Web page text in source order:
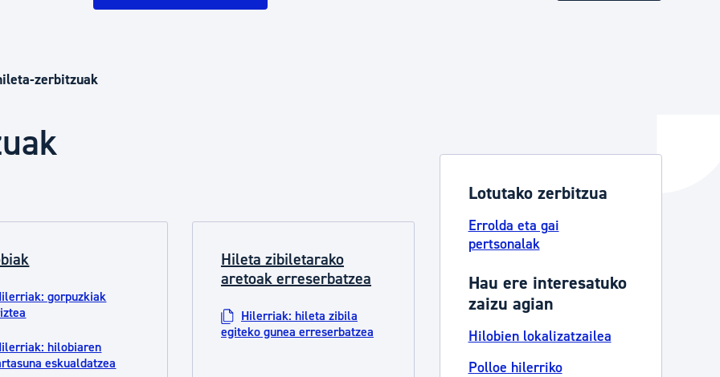
Gune publikoa, hondakinak eta ingurumena
Berdintasuna, Giza Eskubideak eta bizikidetza
Kultura
Turismoa
zerbitzuak
gorpuzkiak
hilobiaren
eskualdatzea
Hileta zibiletarako
aretoak erreserbatzea
Hilerriak: hileta zibila
egiteko gunea erreserbatzea
Lotutako zerbitzua
Errolda eta gai
pertsonalak
Hau ere interesatuko
zaizu agian
Hilobien lokalizatzailea
Polloe hilerriko